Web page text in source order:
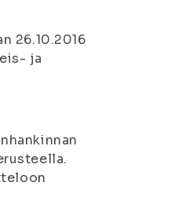
26.10.2016
ja